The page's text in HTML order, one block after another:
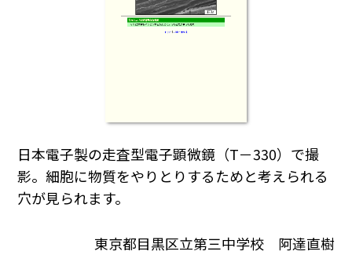
日本電子製の走査型電子顕微鏡（T－330）で撮
影。細胞に物質をやりとりするためと考えられる
穴が見られます。
東京都目黒区立第三中学校 阿達直樹